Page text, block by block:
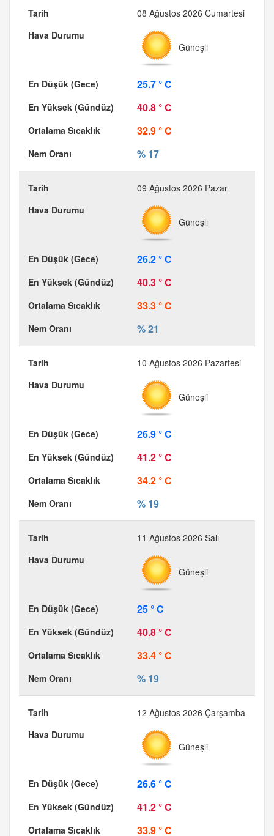
08 Ağustos 2026 Cumartesi
Güneşli
25.7 ° C
40.8 ° C
32.9 ° C
% 17
09 Ağustos 2026 Pazar
Güneşli
26.2 ° C
40.3 ° C
33.3 ° C
% 21
10 Ağustos 2026 Pazartesi
Güneşli
26.9 ° C
41.2 ° C
34.2 ° C
% 19
11 Ağustos 2026 Salı
Güneşli
25 ° C
40.8 ° C
33.4 ° C
% 19
12 Ağustos 2026 Çarşamba
Güneşli
26.6 ° C
41.2 ° C
33.9 ° C